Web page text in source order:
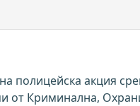
полицейска акция
от Криминална,